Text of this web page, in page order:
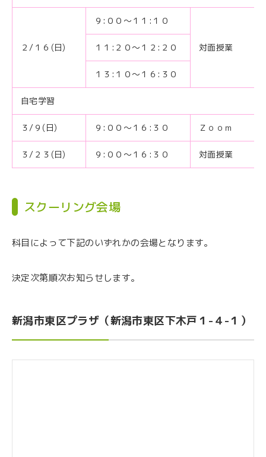
２/１６(日)
９:００〜１１:１０
対面授業
１１:２０～１２:２０
１３:１０～１６:３０
自宅学習
３/９(日) ９:００〜１６:３０ Ｚｏｏｍ
３/２３(日) ９:００〜１６:３０ 対面授業
スクーリング会場
科目によって下記のいずれかの会場となります。
決定次第順次お知らせします。
新潟市東区プラザ（新潟市東区下木戸１-４-１）